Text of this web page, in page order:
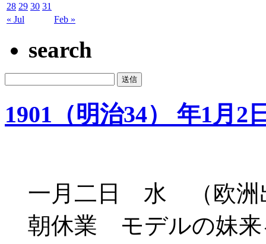
« Jul Feb »
28 29 30 31
search
1901（明治34） 年1月2
一月二日 水 （欧洲
朝休業 モデルの妹